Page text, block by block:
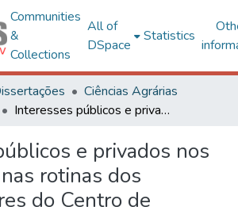
Communities
&
Collections
All of
DSpace
Statistics
Ciências Agrárias
Interesses públicos e privados nos discursos e nas rotinas dos pesquisadores do Centro de Ciências Agrárias da Universidade Federal de Viçosa-MG
e privados nos
rotinas dos
do Centro de